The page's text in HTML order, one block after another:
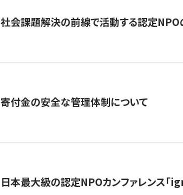
社会課題解決の前線で活動する認定NPO
寄付金の安全な管理体制について
日本最大級の認定NPOカンファレンス